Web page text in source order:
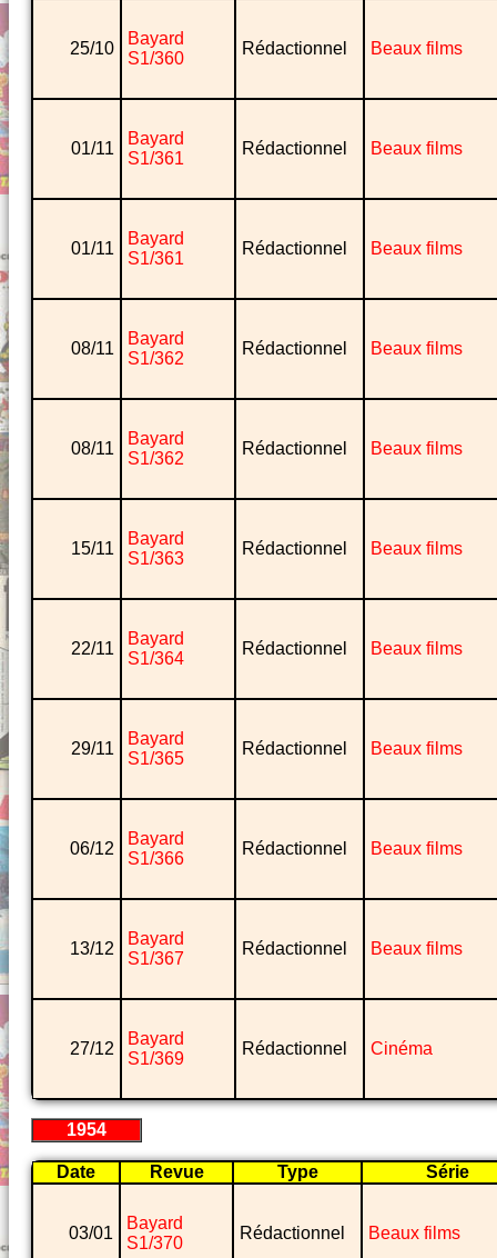
25/10
Bayard
S1/360
Rédactionnel Beaux films
01/11
Bayard
S1/361
Rédactionnel Beaux films
01/11
Bayard
S1/361
Rédactionnel Beaux films
08/11
Bayard
S1/362
Rédactionnel Beaux films
08/11
Bayard
S1/362
Rédactionnel Beaux films
15/11
Bayard
S1/363
Rédactionnel Beaux films
22/11
Bayard
S1/364
Rédactionnel Beaux films
29/11
Bayard
S1/365
Rédactionnel Beaux films
06/12
Bayard
S1/366
Rédactionnel Beaux films
13/12
Bayard
S1/367
Rédactionnel Beaux films
27/12
Bayard
S1/369
Rédactionnel Cinéma
1954
Date Revue Type Série
03/01
Bayard
S1/370
Rédactionnel Beaux films